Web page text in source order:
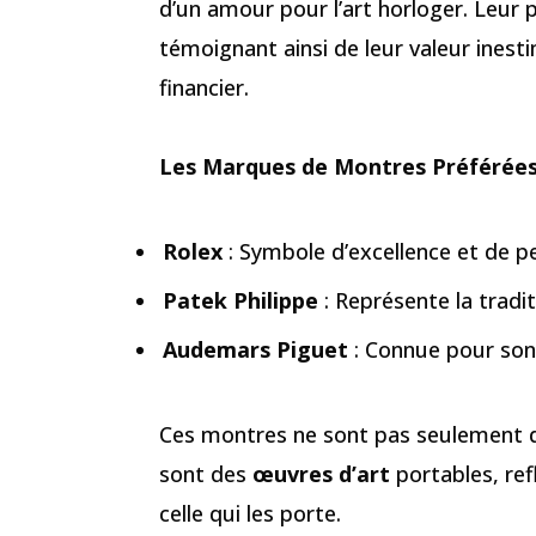
d’un amour pour l’art horloger.
témoignant ainsi de leur valeur
financier.
Les Marques de Montres
Rolex : Symbole d’excellence
Patek Philippe : Représente la
Audemars Piguet : Connue pour
Ces montres ne sont pas
sont des œuvres d’art portables,
celle qui les porte.